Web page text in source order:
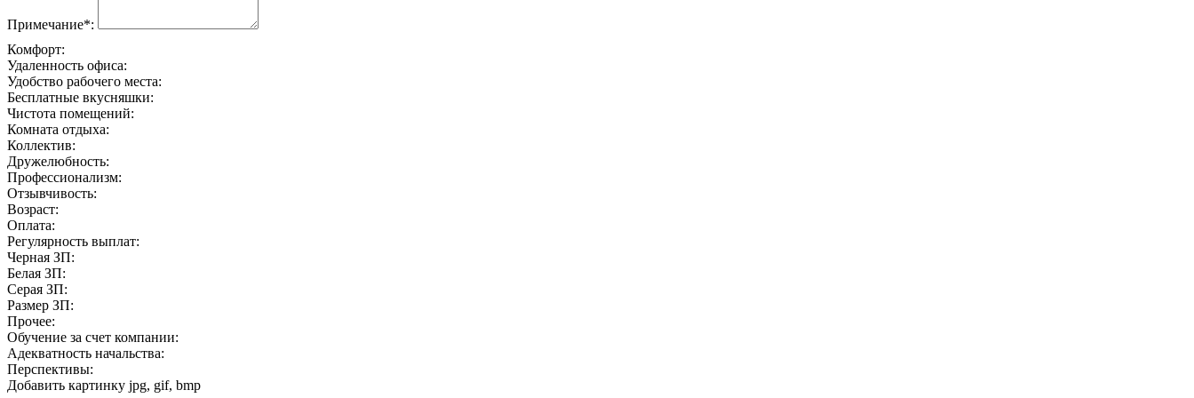
Примечание*:
Комфорт:
Удаленность офиса:
Удобство рабочего места:
Бесплатные вкусняшки:
Чистота помещений:
Комната отдыха:
Коллектив:
Дружелюбность:
Профессионализм:
Отзывчивость:
Возраст:
Оплата:
Регулярность выплат:
Черная ЗП:
Белая ЗП:
Серая ЗП:
Размер ЗП:
Прочее:
Обучение за счет компании:
Адекватность начальства:
Перспективы:
Добавить картинку jpg, gif, bmp